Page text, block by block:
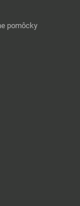
pomôcky